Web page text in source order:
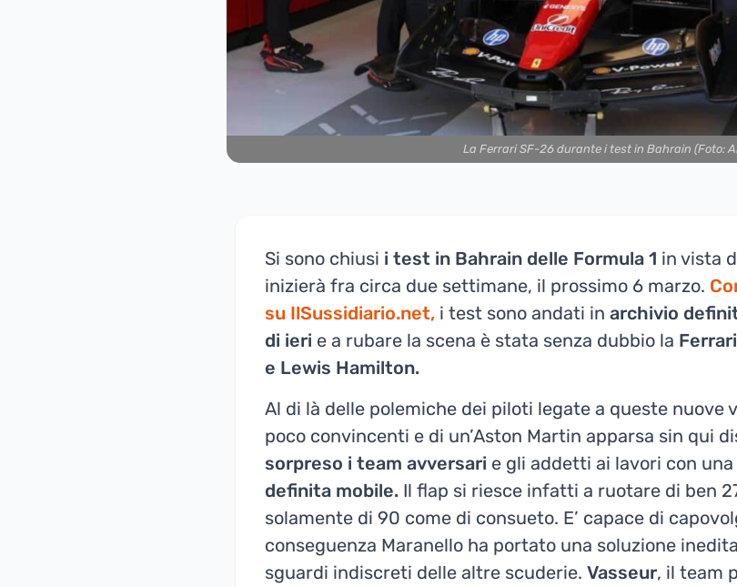
La Ferrari SF-26 durante i test in Bahrain (Foto:
Si sono chiusi i test in Bahrain delle Formula 1 in vista
inizierà fra circa due settimane, il prossimo 6 marzo.
su IlSussidiario.net, i test sono andati in archivio
di ieri e a rubare la scena è stata senza dubbio la
e Lewis Hamilton.
Al di là delle polemiche dei piloti legate a queste nuove
poco convincenti e di un’Aston Martin apparsa sin qui
sorpreso i team avversari e gli addetti ai lavori con una
definita mobile. Il flap si riesce infatti a ruotare di ben
solamente di 90 come di consueto. E’ capace di
conseguenza Maranello ha portato una soluzione
sguardi indiscreti delle altre scuderie. Vasseur, il team